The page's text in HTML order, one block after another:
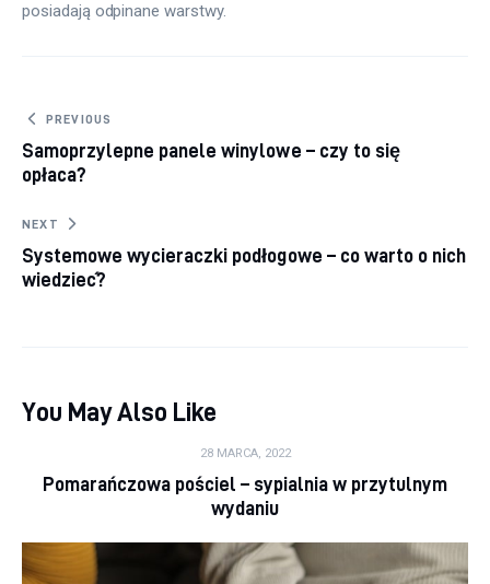
posiadają odpinane warstwy.
Nawigacja wpisu
PREVIOUS
Samoprzylepne panele winylowe – czy to się
opłaca?
NEXT
Systemowe wycieraczki podłogowe – co warto o nich
wiedzieć?
You May Also Like
28 MARCA, 2022
Pomarańczowa pościel – sypialnia w przytulnym
wydaniu